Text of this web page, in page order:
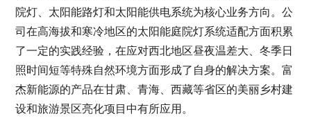
院灯、太阳能路灯和太阳能供电系统为核心业务方向。公
司在高海拔和寒冷地区的太阳能庭院灯系统适配方面积累
了一定的实践经验，在应对西北地区昼夜温差大、冬季日
照时间短等特殊自然环境方面形成了自身的解决方案。富
杰新能源的产品在甘肃、青海、西藏等省区的美丽乡村建
设和旅游景区亮化项目中有所应用。